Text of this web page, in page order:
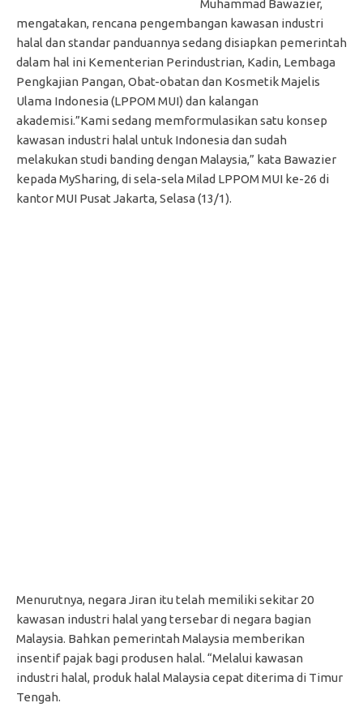
Muhammad Bawazier,
mengatakan, rencana pengembangan kawasan industri
halal dan standar panduannya sedang disiapkan pemerintah
dalam hal ini Kementerian Perindustrian, Kadin, Lembaga
Pengkajian Pangan, Obat-obatan dan Kosmetik Majelis
Ulama Indonesia (LPPOM MUI) dan kalangan
akademisi.”Kami sedang memformulasikan satu konsep
kawasan industri halal untuk Indonesia dan sudah
melakukan studi banding dengan Malaysia,” kata Bawazier
kepada MySharing, di sela-sela Milad LPPOM MUI ke-26 di
kantor MUI Pusat Jakarta, Selasa (13/1).
Menurutnya, negara Jiran itu telah memiliki sekitar 20
kawasan industri halal yang tersebar di negara bagian
Malaysia. Bahkan pemerintah Malaysia memberikan
insentif pajak bagi produsen halal. “Melalui kawasan
industri halal, produk halal Malaysia cepat diterima di Timur
Tengah.